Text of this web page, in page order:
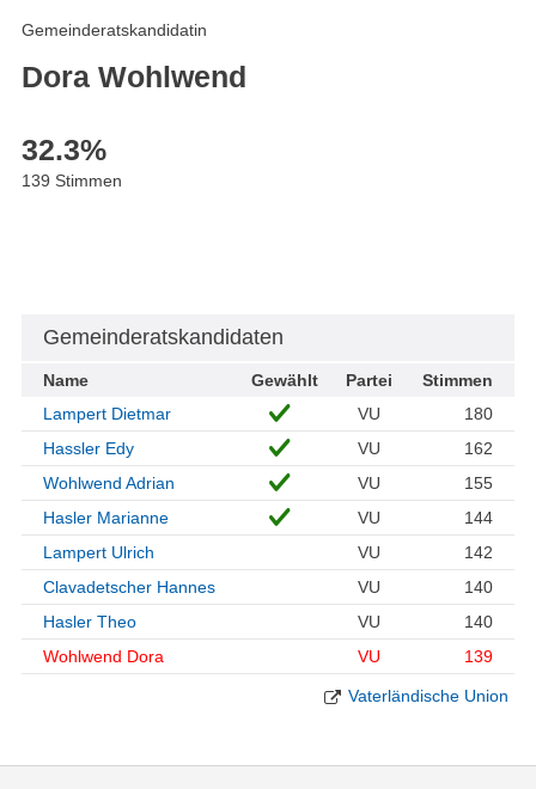
Gemeinderatskandidatin
Dora Wohlwend
32.3%
139 Stimmen
Gemeinderatskandidaten
Name Gewählt Partei
Stimmen
Lampert Dietmar
VU
180
Hassler Edy
VU
162
Wohlwend Adrian
VU
155
Hasler Marianne
VU
144
Lampert Ulrich
VU
142
Clavadetscher Hannes
VU
140
Hasler Theo
VU
140
Wohlwend Dora
VU 139
Vaterländische Union